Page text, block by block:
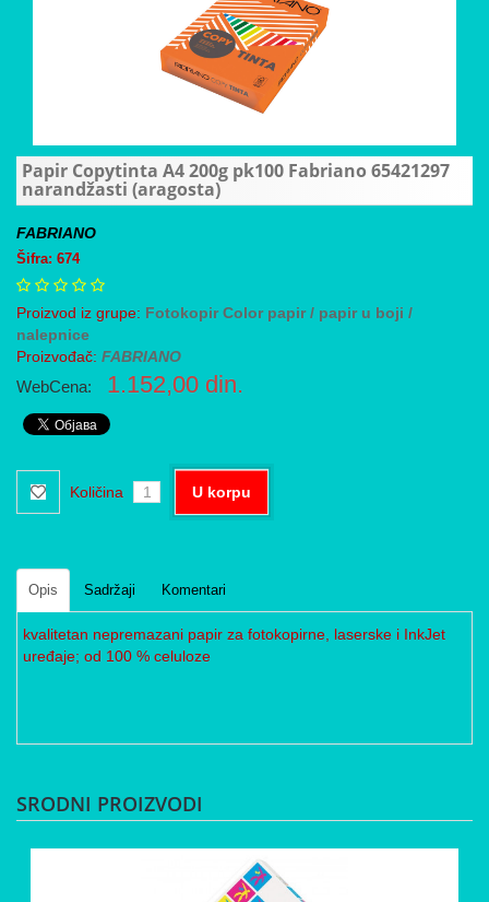
Papir Copytinta A4 200g pk100 Fabriano 65421297
narandžasti (aragosta)
FABRIANO
Šifra: 674
Proizvod iz grupe: Fotokopir Color papir / papir u boji /
nalepnice
Proizvođač: FABRIANO
WebCena: 1.152,00 din.
Količina U korpu
Opis Sadržaji Komentari
kvalitetan nepremazani papir za fotokopirne, laserske i InkJet
uređaje; od 100 % celuloze
SRODNI PROIZVODI